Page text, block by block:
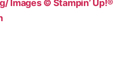
Images © Stampin’ Up!®